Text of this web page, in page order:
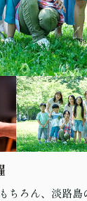
ちろん、淡路